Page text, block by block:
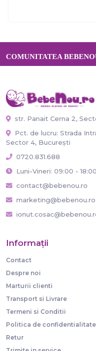
COMUNITATEA
str. Panait Cerna 2,
Pct. de lucru: Strada
Sector 4, București
0720.831.688
Luni-Vineri: 09:00 - 18:00
contact@bebenou.ro
marketing@bebenou.ro
Informaţii
Contact
Despre noi
Marturii clienti
Transport si Livrare
Termeni si Conditii
Politica de confidentialitate
Retur